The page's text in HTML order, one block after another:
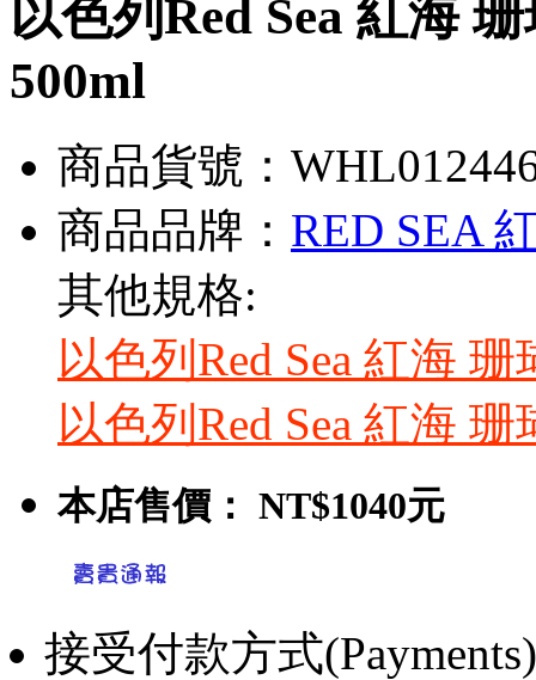
以色列Red Sea 紅海
500ml
商品貨號：
商品品牌： RED SEA
其他規格:
以色列Red Sea 紅海
以色列Red Sea 紅海
本店售價： NT$1040元
接受付款方式